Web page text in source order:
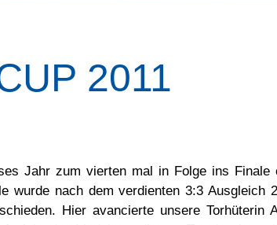
2011
Jahr zum vierten mal in Folge ins Finale
wurde nach dem verdienten 3:3 Ausgleich
Hier avancierte unsere Torhüterin